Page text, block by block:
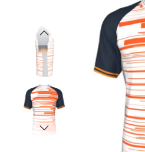
galleria
immagini
immagini